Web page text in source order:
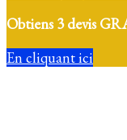
Obtiens 3 devis
En cliquant ici